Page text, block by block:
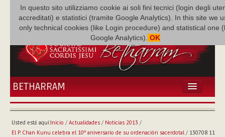
In questo sito utilizziamo cookie ai soli fini tecnici (login degli
accreditati) e statistici (tramite Google Analytics). In this site we
only technical cookies (like Login procedure) and statistical one
Google Analytics). OK
BETHARRAM
INICIO
BETHARRAM
Usted está aquí:Inicio / Actualidades/ Noticias 2013 /
El P. Chan Kunu celebra el 10º aniversario de su ordenación sacerdotal/ 130708 11